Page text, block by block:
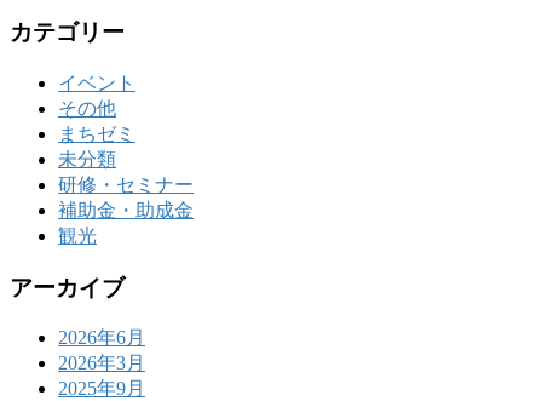
カテゴリー
イベント
その他
まちゼミ
未分類
研修・セミナー
補助金・助成金
観光
アーカイブ
2026年6月
2026年3月
2025年9月